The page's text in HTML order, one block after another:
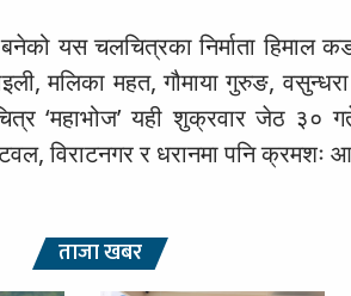
यस चलचित्रका निर्माता हिमाल
मलिका महत, गौमाया गुरुङ,
‘महाभोज’ यही शुक्रवार जेठ ३०
विराटनगर र धरानमा पनि क्रमशः
ताजा खबर